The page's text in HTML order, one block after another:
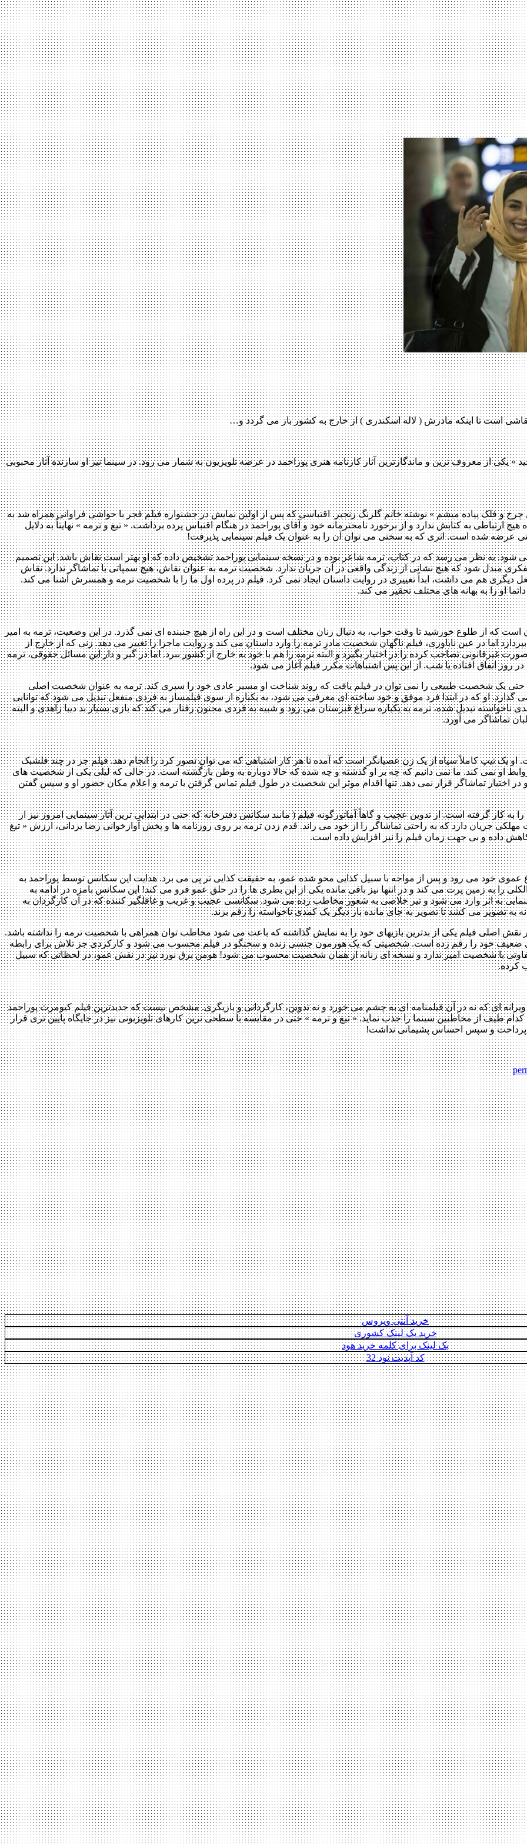
است تا اینکه مادرش ( لاله اسکندری ) از خارج به کشور باز می گردد و…
های مجید » یکی از معروف ترین و ماندگارترین آثار کارنامه هنری پوراحمد در عرصه تلویزیون به شمار می رود. در سینما نیز او سازنده آثار محبوبی
چرخ ‌و فلک پیاده میشم » نوشته خانم گلرنگ رنجبر. اقتباسی که پس از اولین نمایش در جشنواره فیلم فجر با حواشی فراوانی همراه شد به
ارتباطی به کتابش ندارد و از برخورد نامحترمانه خود و آقای پوراحمد در هنگام اقتباس پرده برداشت. « تیغ و ترمه » نهایتاً به دلایل
عرضه شده است. اثری که به سختی می توان آن را به عنوان یک فیلم سینمایی پذیرفت!
شود. به نظر می رسد که در کتاب، ترمه شاعر بوده و در نسخه سینمایی پوراحمد تشخیص داده که او بهتر است نقاش باشد. این تصمیم
مبدل شود که هیچ نشانی از زندگی واقعی در آن جریان ندارد. شخصیت ترمه به عنوان نقاش، هیچ سمپاتی با تماشاگر ندارد. نقاش
دیگری هم می داشت، ابداً تغییری در روایت داستان ایجاد نمی کرد. فیلم در پرده اول ما را با شخصیت ترمه و همسرش آشنا می کند.
او را به بهانه های مختلف تحقیر می کند.
که از طلوع خورشید تا وقت خواب، به دنبال زنان مختلف است و در این راه از هیچ جنبنده ای نمی گذرد. در این وضعیت، ترمه به امیر
اما در عین ناباوری، فیلم ناگهان شخصیت مادرِ ترمه را وارد داستان می کند و روایت ماجرا را تغییر می دهد. زنی که از خارج از
تصاحب کرده را در اختیار بگیرد و البته ترمه را هم با خود به خارج از کشور ببرد. اما در گیر و دار این مسائل حقوقی، ترمه
در روز اتفاق افتاده یا شب. از این پس اشتباهات مکرر فیلم آغاز می شود.
یک شخصیت طبیعی را نمی توان در فیلم یافت که روند شناخت او مسیر عادی خود را سپری کند. ترمه به عنوان شخصیت اصلی
گذارد. او که در ابتدا فرد موفق و خود ساخته ای معرفی می شود، به یکباره از سوی فیلمساز به فردی منفعل تبدیل می شود که توانایی
تبدیل شده، ترمه به یکباره سراغ قبرستان می رود و شبیه به فردی مجنون رفتار می کند که بازی بسیار بد دیبا زاهدی و البته
تماشاگر می آورد.
یک تیپ کاملاً سیاه از یک زن عصیانگر است که آمده تا هر کار اشتباهی که می توان تصور کرد را انجام دهد. فیلم جز در چند فلشبک
او نمی کند. ما نمی دانیم که چه بر او گذشته و چه شده که حالا دوباره به وطن بازگشته است. در حالی که لیلی یکی از شخصیت های
اختیار تماشاگر قرار نمی دهد. تنها اقدام موثر این شخصیت در طول فیلم تماس گرفتن با ترمه و اعلام مکان حضور او و سپس گفتن
کار گرفته است. از تدوین عجیب و گاهاً آماتورگونه فیلم ( مانند سکانس دفترخانه که حتی در ابتدایی ترین آثار سینمایی امروز نیز از
مهلکی جریان دارد که به راحتی تماشاگر را از خود می راند. قدم زدن ترمه بر روی روزنامه ها و پخش آوازخوانی رضا یزدانی، ارزش « تیغ
داده و بی جهت زمان فیلم را نیز افزایش داده است.
عموی خود می رود و پس از مواجه با سبیل کذایی محو شده عمو، به حقیقت کذایی تر پی می برد. هدایت این سکانس توسط پوراحمد به
به زمین پرت می کند و در انتها نیز باقی مانده یکی از این بطری ها را در حلق عمو فرو می کند! این سکانس بامزه در ادامه به
به اثر وارد می شود و تیر خلاصی به شعور مخاطب زده می شود. سکانسی عجیب و غریب و غافلگیر کننده که در آن کارگردان به
به تصویر می کشد تا تصویر به جای مانده بار دیگر یک کمدی ناخواسته را رقم بزند.
اصلی فیلم یکی از بدترین بازیهای خود را به نمایش گذاشته که باعث می شود مخاطب توان همراهی با شخصیت ترمه را نداشته باشد.
ضعیف خود را رقم زده است. شخصیتی که یک هورمون جنسی زنده و سخنگو در فیلم محسوب می شود و کارکردی جز تلاش برای رابطه
تفاوتی با شخصیت امیر ندارد و نسخه ای زنانه از همان شخصیت محسوب می شود! هومن برق نورد نیز در نقش عمو، در لحظاتی که سبیل
کرده.
ای که نه در آن فیلمنامه ای به چشم می خورد و نه تدوین، کارگردانی و بازیگری. مشخص نیست که جدیدترین فیلم کیومرث پوراحمد
طیف از مخاطبین سینما را جذب نماید. « تیغ و ترمه » حتی در مقایسه با سطحی ترین کارهای تلویزیونی نیز در جایگاه پایین تری قرار
پرداخت و سپس احساس پشیمانی نداشت!
خرید آنتی ویروس
خرید بک لینک کشوری
بک لینک برای کلمه خرید هود
کد آپدیت نود 32